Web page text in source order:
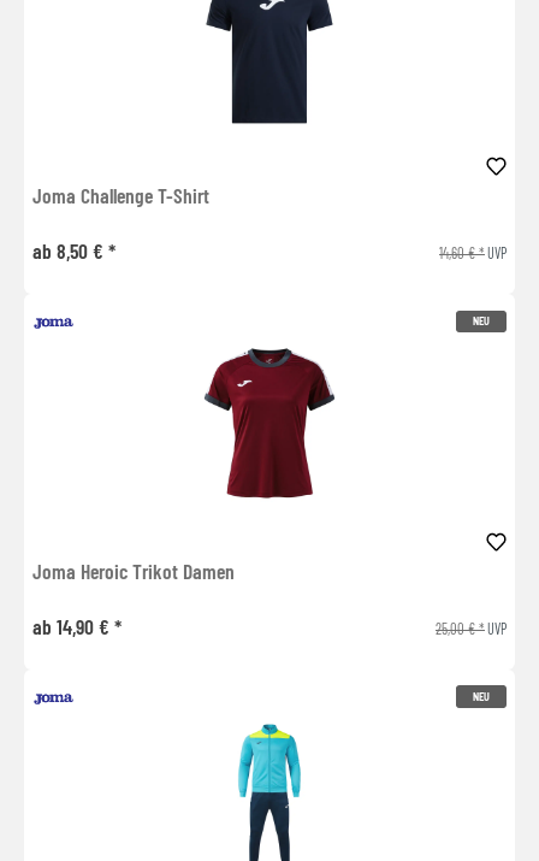
Joma Challenge T-Shirt
ab 8,50 € * 14,60 € *UVP
NEU
Joma Heroic Trikot Damen
ab 14,90 € * 25,00 € *UVP
NEU